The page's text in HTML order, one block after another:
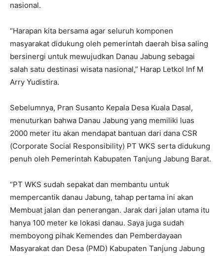
nasional.
“Harapan kita bersama agar seluruh komponen
masyarakat didukung oleh pemerintah daerah bisa saling
bersinergi untuk mewujudkan Danau Jabung sebagai
salah satu destinasi wisata nasional,” Harap Letkol Inf M
Arry Yudistira.
Sebelumnya, Pran Susanto Kepala Desa Kuala Dasal,
menuturkan bahwa Danau Jabung yang memiliki luas
2000 meter itu akan mendapat bantuan dari dana CSR
(Corporate Social Responsibility) PT WKS serta didukung
penuh oleh Pemerintah Kabupaten Tanjung Jabung Barat.
“PT WKS sudah sepakat dan membantu untuk
mempercantik danau Jabung, tahap pertama ini akan
Membuat jalan dan penerangan. Jarak dari jalan utama itu
hanya 100 meter ke lokasi danau. Saya juga sudah
memboyong pihak Kemendes dan Pemberdayaan
Masyarakat dan Desa (PMD) Kabupaten Tanjung Jabung